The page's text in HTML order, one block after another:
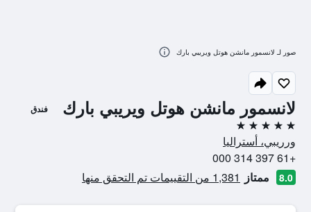
لانسمور مانشن هوتل ويريبي بارك فندق
5 نجوم
ورريبي، أستراليا
+61 397 314 000
8.0 ممتاز 1,381 من التقييمات تم التحقق منها
صور لـ لانسمور مانشن هوتل ويريبي بارك